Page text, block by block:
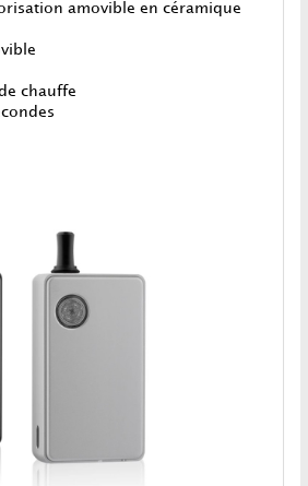
amovible en céramique
chauffe